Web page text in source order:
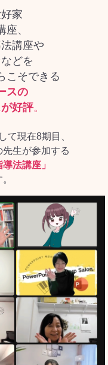
家
、
講座や
どを
こそできる
スの
好評。
て現在8期目、
先生が参加する
法講座」